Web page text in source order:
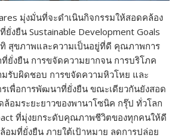
มุ่งมั่นที่จะดำเนินกิจกรรมให้สอดคล้อง
งยืน Sustainable Development Goals
ทิ สุขภาพและความเป็นอยู่ที่ดี คุณภาพการ
ยั่งยืน การขจัดความยากจน การบริโภค
มรับผิดชอบ การขจัดความหิวโหย และ
เพื่อการพัฒนาที่ยั่งยืน ขณะเดียวกันยังสอด
อมระยะยาวของพานาโซนิค กรุ๊ป ทั่วโลก
ที่มุ่งยกระดับคุณภาพชีวิตของทุกคนให้ดี
มที่ยั่งยืน ภายใต้เป้าหมาย ลดการปล่อย